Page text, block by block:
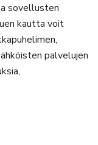
sovellusten
kautta voit
palvelujen